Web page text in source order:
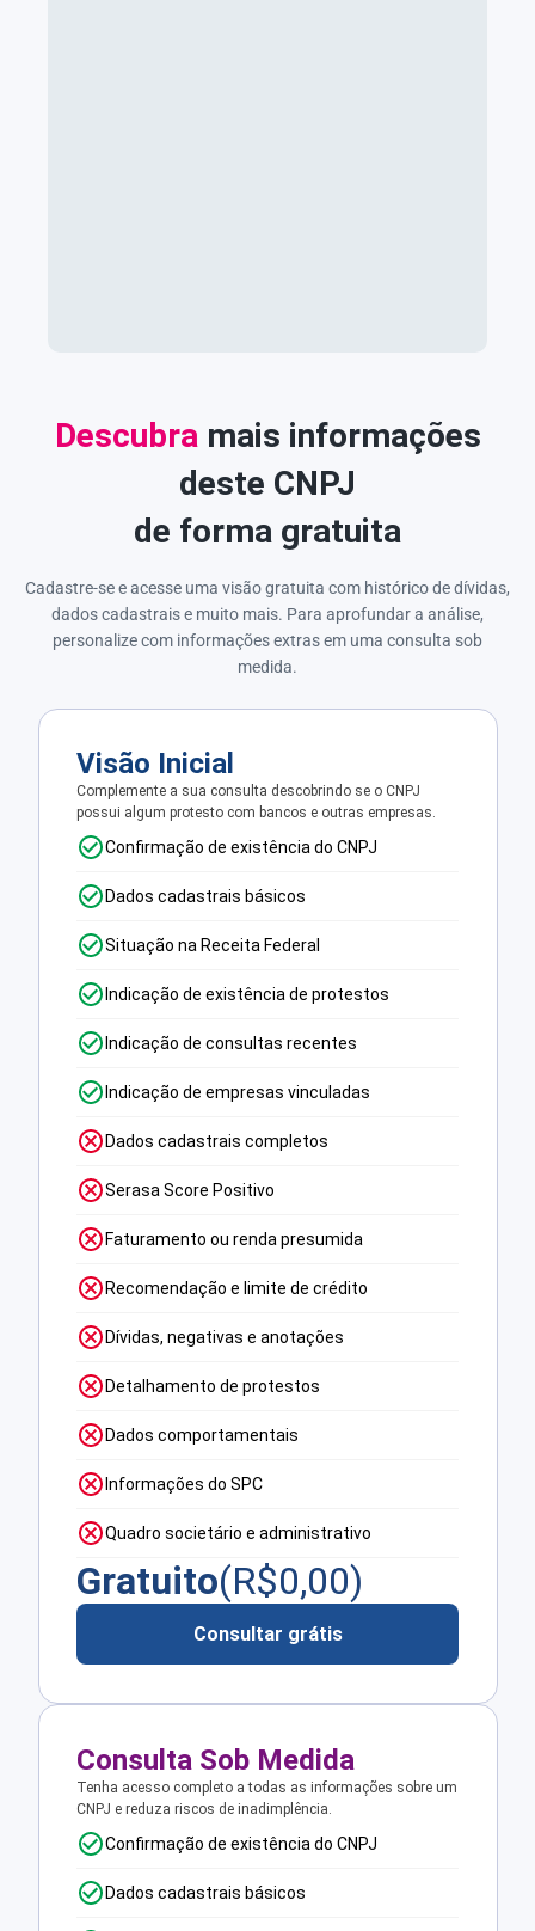
Descubra mais informações
deste CNPJ
de forma gratuita
Cadastre-se e acesse uma visão gratuita com histórico de dívidas,
dados cadastrais e muito mais. Para aprofundar a análise,
personalize com informações extras em uma consulta sob
medida.
Visão Inicial
Complemente a sua consulta descobrindo se o CNPJ
possui algum protesto com bancos e outras empresas.
Confirmação de existência do CNPJ
Dados cadastrais básicos
Situação na Receita Federal
Indicação de existência de protestos
Indicação de consultas recentes
Indicação de empresas vinculadas
Dados cadastrais completos
Serasa Score Positivo
Faturamento ou renda presumida
Recomendação e limite de crédito
Dívidas, negativas e anotações
Detalhamento de protestos
Dados comportamentais
Informações do SPC
Quadro societário e administrativo
Gratuito(R$0,00)
Consultar grátis
Consulta Sob Medida
Tenha acesso completo a todas as informações sobre um
CNPJ e reduza riscos de inadimplência.
Confirmação de existência do CNPJ
Dados cadastrais básicos